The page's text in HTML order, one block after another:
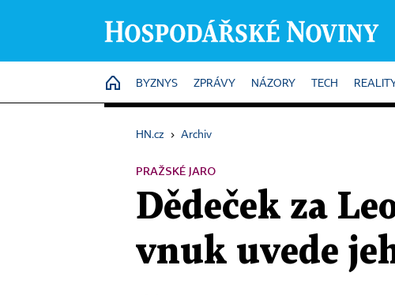
HOME
BYZNYS ZPRÁVY NÁZORY TECH
HN.cz › Archiv
PRAŽSKÉ JARO
Dědeček za
vnuk uvede